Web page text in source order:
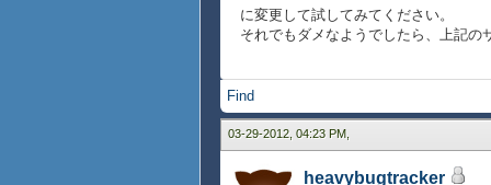
に変更して試してみてください。
それでもダメなようでしたら、上記
Find
03-29-2012, 04:23 PM,
heavybugtracker